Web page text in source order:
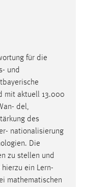
für die
und
mit aktuell 13.000
del,
des
nationalisierung
Die
zu stellen und
ein Lern-
mathematischen